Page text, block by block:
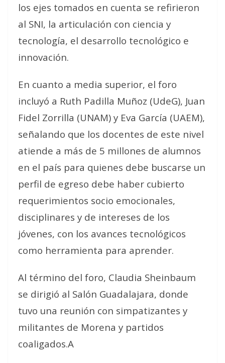
los ejes tomados en cuenta se refirieron
al SNI, la articulación con ciencia y
tecnología, el desarrollo tecnológico e
innovación.
En cuanto a media superior, el foro
incluyó a Ruth Padilla Muñoz (UdeG), Juan
Fidel Zorrilla (UNAM) y Eva García (UAEM),
señalando que los docentes de este nivel
atiende a más de 5 millones de alumnos
en el país para quienes debe buscarse un
perfil de egreso debe haber cubierto
requerimientos socio emocionales,
disciplinares y de intereses de los
jóvenes, con los avances tecnológicos
como herramienta para aprender.
Al término del foro, Claudia Sheinbaum
se dirigió al Salón Guadalajara, donde
tuvo una reunión con simpatizantes y
militantes de Morena y partidos
coaligados.A